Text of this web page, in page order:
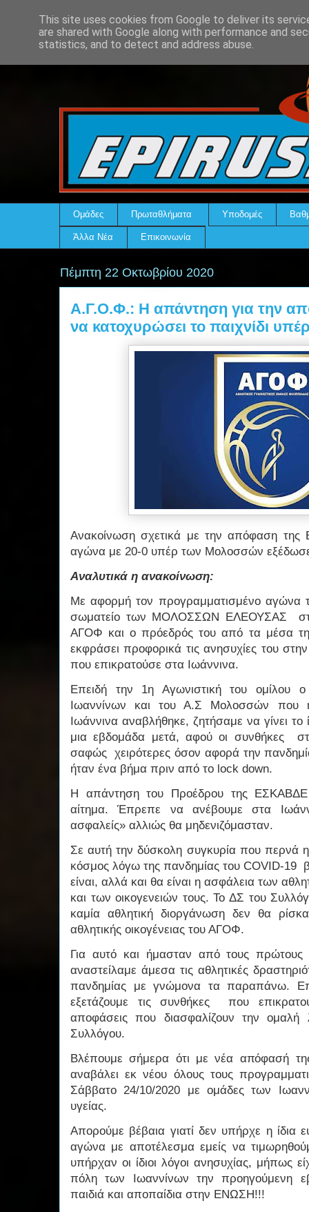
Ομάδες Πρωταθλήματα Υποδομές
Άλλα Νέα Επικοινωνία
Πέμπτη 22 Οκτωβρίου 2020
Α.Γ.Ο.Φ.: Η απάντηση για την
να κατοχυρώσει το παιχνίδι
Ανακοίνωση σχετικά με την απόφαση
αγώνα με 20-0 υπέρ των Μολοσσών
Αναλυτικά η ανακοίνωση:
Με αφορμή τον προγραμματισμένο αγώνα
σωματείο των ΜΟΛΟΣΣΩΝ ΕΛΕΟΥΣΑΣ στα
ΑΓΟΦ και ο πρόεδρός του από τα μέσα
εκφράσει προφορικά τις ανησυχίες του
που επικρατούσε στα Ιωάννινα.
Επειδή την 1η Αγωνιστική του ομίλου
Ιωαννίνων και του Α.Σ Μολοσσών που
Ιωάννινα αναβλήθηκε, ζητήσαμε να γίνει
μια εβδομάδα μετά, αφού οι συνθήκες
σαφώς χειρότερες όσον αφορά την
ήταν ένα βήμα πριν από το lock down.
Η απάντηση του Προέδρου της ΕΣΚΑΒΔΕ
αίτημα. Έπρεπε να ανέβουμε στα
ασφαλείς» αλλιώς θα μηδενιζόμασταν.
Σε αυτή την δύσκολη συγκυρία που περνά
κόσμος λόγω της πανδημίας του COVID-19
είναι, αλλά και θα είναι η ασφάλεια των
και των οικογενειών τους. Το ΔΣ του
καμία αθλητική διοργάνωση δεν θα
αθλητικής οικογένειας του ΑΓΟΦ.
Για αυτό και ήμασταν από τους
αναστείλαμε άμεσα τις αθλητικές
πανδημίας με γνώμονα τα παραπάνω.
εξετάζουμε τις συνθήκες που
αποφάσεις που διασφαλίζουν την ομαλή
Συλλόγου.
Βλέπουμε σήμερα ότι με νέα απόφασή
αναβάλει εκ νέου όλους τους
Σάββατο 24/10/2020 με ομάδες των
υγείας.
Απορούμε βέβαια γιατί δεν υπήρχε η ίδια
αγώνα με αποτέλεσμα εμείς να
υπήρχαν οι ίδιοι λόγοι ανησυχίας, μήπως
πόλη των Ιωαννίνων την προηγούμενη
παιδιά και αποπαίδια στην ΕΝΩΣΗ!!!
This site uses cookies from Google to deliver its
are shared with Google along with performance and
statistics, and to detect and address abuse.